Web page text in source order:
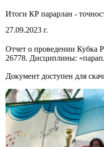
Итоги КР парарлан -
27.09.2023 г.
Отчет о проведении Кубка
26778. Дисциплины:
Документ доступен для